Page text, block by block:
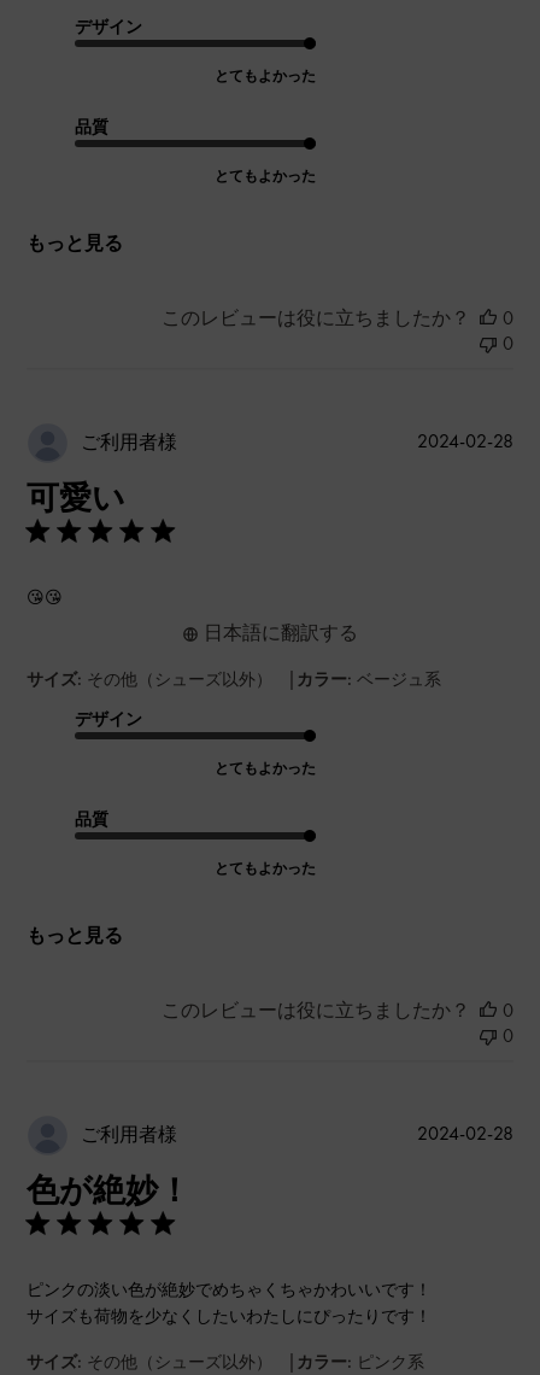
デザイン
とてもよかった
品質
とてもよかった
もっと見る
このレビューは役に立ちましたか？
0
0
ご利用者様
可愛い
😘😘
サイズ: その他（シューズ以外） | カラー: ベージュ系
デザイン
とてもよかった
品質
とてもよかった
もっと見る
日本語に翻訳する
公
2024-02-28
このレビューは役に立ちましたか？
0
0
ご利用者様
色が絶妙！
ピンクの淡い色が絶妙でめちゃくちゃかわいいです！
サイズも荷物を少なくしたいわたしにぴったりです！
サイズ: その他（シューズ以外） | カラー: ピンク系
公
2024-02-28